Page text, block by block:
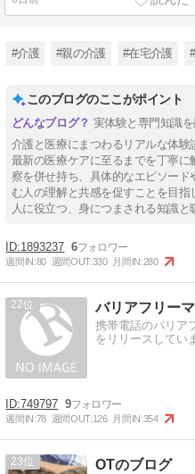
#介護 #親の介護 #在宅介護
このブログのここがポイント
実体験と専門知識
介護と医療にまつわるリアルな体験
最新の医療ケアに至るまでを丁寧
察を併せ持ち、具体的なエピソー
む人の理解と共感を促すことを目
人に役立つ、身につまされる知識と
1893237 6
週間IN:80 週間OUT:330 月間IN:280
22 バリアフリー
携帯電話のバリア
をリリースしてい
749797 9
週間IN:78 週間OUT:126 月間IN:354
23 OTのブログ